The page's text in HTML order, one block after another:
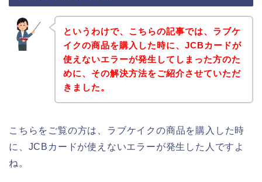
というわけで、こちらの記事では、ラブケ
イクの商品を購入した時に、JCBカードが
使えないエラーが発生してしまった方のた
めに、その解決方法をご紹介させていただ
きました。
こちらをご覧の方は、ラブケイクの商品を購入した時
に、JCBカードが使えないエラーが発生した人ですよ
ね。